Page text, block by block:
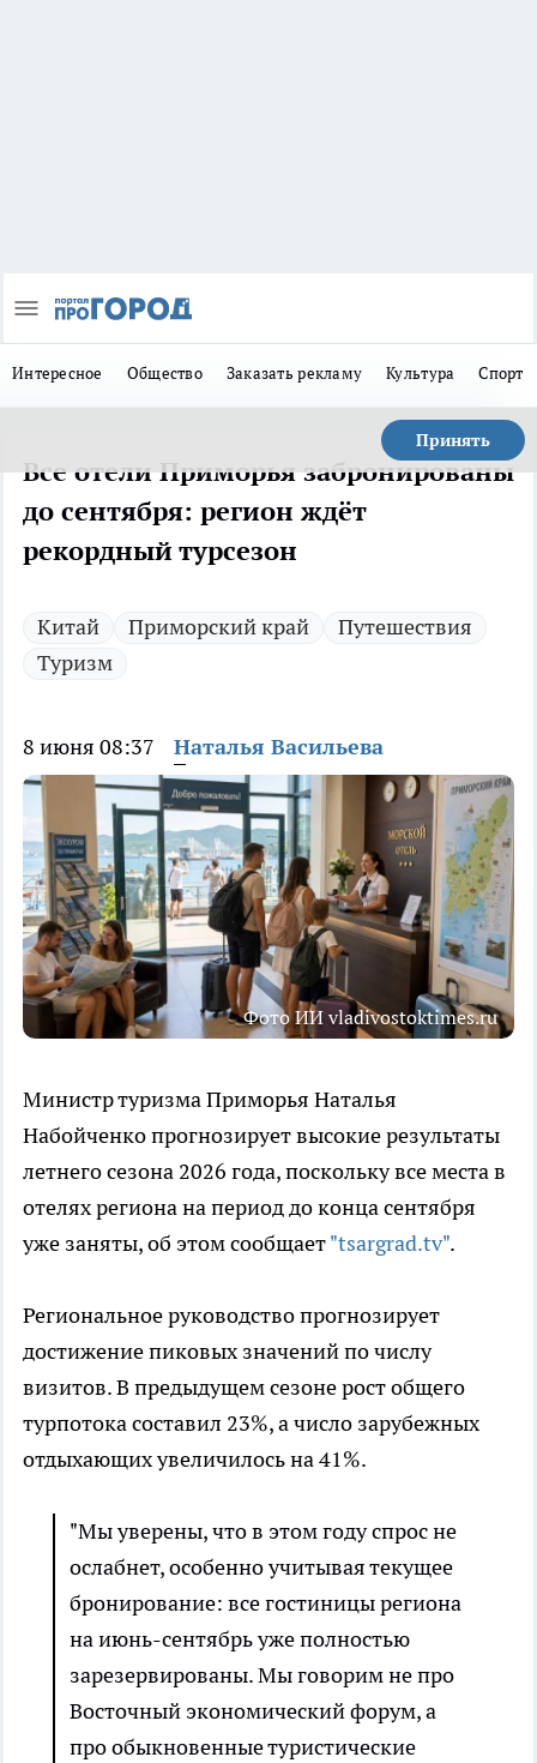
Интересное Общество Заказать рекламу Культура Спорт
Принять
Все отели Приморья забронированы
до сентября: регион ждёт
рекордный турсезон
Китай Приморский край
Путешествия
Туризм
8 июня 08:37 Наталья Васильева
Фото ИИ vladivostoktimes.ru
Министр туризма Приморья Наталья
Набойченко прогнозирует высокие результаты
летнего сезона 2026 года, поскольку все места в
отелях региона на период до конца сентября
уже заняты, об этом сообщает"tsargrad.tv".
Региональное руководство прогнозирует
достижение пиковых значений по числу
визитов. В предыдущем сезоне рост общего
турпотока составил 23%, а число зарубежных
отдыхающих увеличилось на 41%.
"Мы уверены, что в этом году спрос не
ослабнет, особенно учитывая текущее
бронирование: все гостиницы региона
на июнь-сентябрь уже полностью
зарезервированы. Мы говорим не про
Восточный экономический форум, а
про обыкновенные туристические